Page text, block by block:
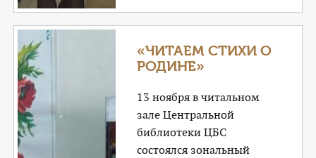
«ЧИТАЕМ СТИХИ О
РОДИНЕ»
13 ноября в читальном
зале Центральной
библиотеки ЦБС
состоялся зональный